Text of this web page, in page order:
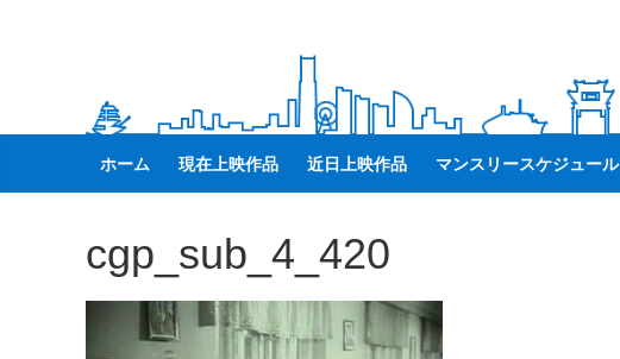
リ
ン
た
ホーム 現在上映作品 近日上映作品 マンスリースケジュール
cgp_sub_4_420